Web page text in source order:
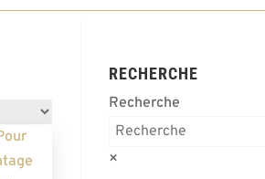
RECHERCHE
Recherche
×